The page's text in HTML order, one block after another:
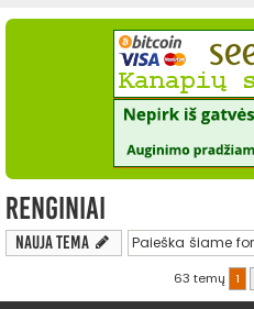
Renginiai
Nauja tema
63 temų 1